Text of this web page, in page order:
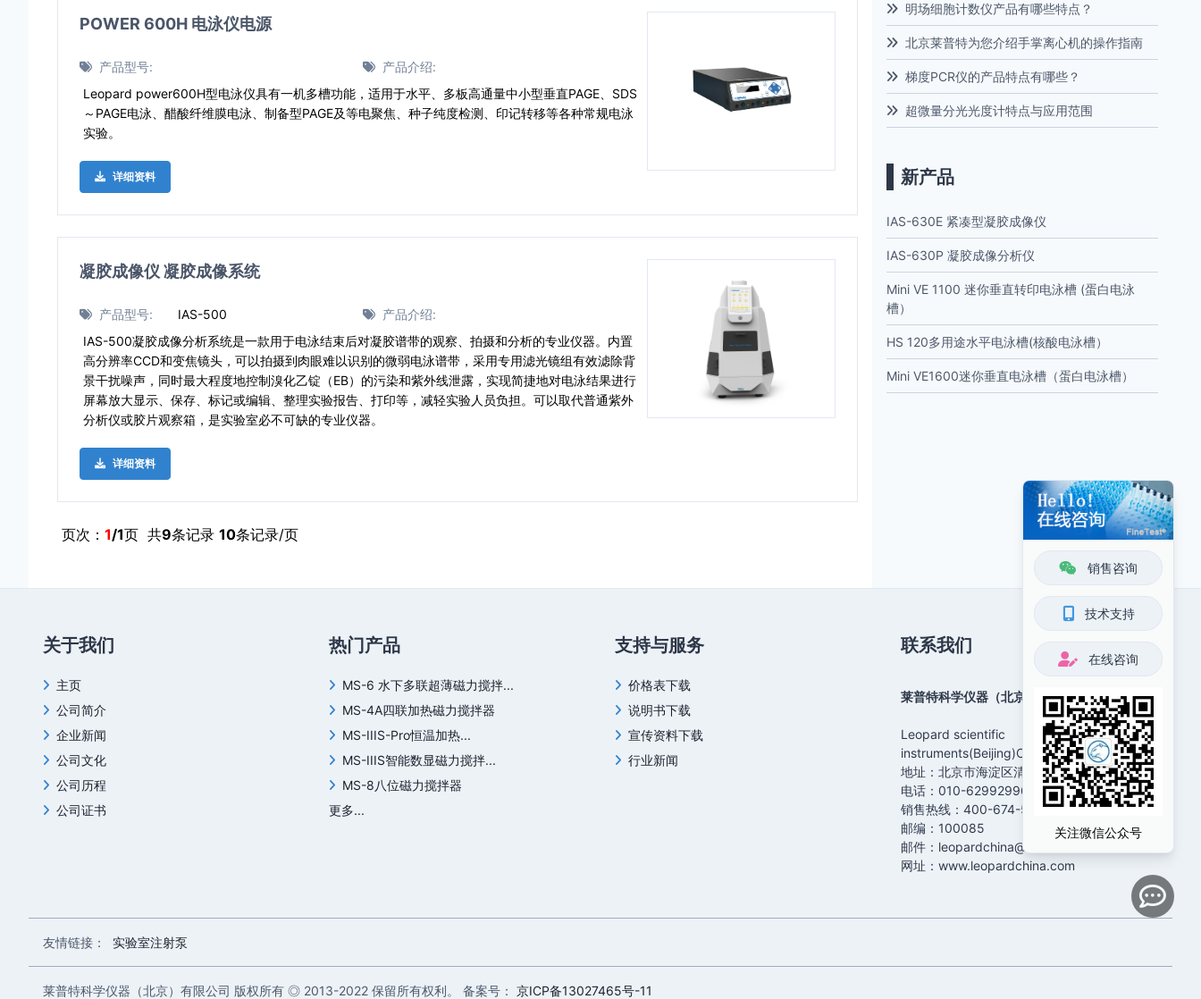
销售咨询
技术支持
在线咨询
关注微信公众号
POWER 600H 电泳仪电源
产品型号:
产品介绍:
Leopard power600H型电泳仪具有一机多槽功能，适用于水平、多板高通量中小型垂直PAGE、SDS
～PAGE电泳、醋酸纤维膜电泳、制备型PAGE及等电聚焦、种子纯度检测、印记转移等各种常规电泳
实验。
详细资料
凝胶成像仪 凝胶成像系统
产品型号: IAS-500
产品介绍:
IAS-500凝胶成像分析系统是一款用于电泳结束后对凝胶谱带的观察、拍摄和分析的专业仪器。内置
高分辨率CCD和变焦镜头，可以拍摄到肉眼难以识别的微弱电泳谱带，采用专用滤光镜组有效滤除背
景干扰噪声，同时最大程度地控制溴化乙锭（EB）的污染和紫外线泄露，实现简捷地对电泳结果进行
屏幕放大显示、保存、标记或编辑、整理实验报告、打印等，减轻实验人员负担。可以取代普通紫外
分析仪或胶片观察箱，是实验室必不可缺的专业仪器。
详细资料
页次： 1/1页 共9条记录 10条记录/页
明场细胞计数仪产品有哪些特点？
北京莱普特为您介绍手掌离心机的操作指南
梯度PCR仪的产品特点有哪些？
超微量分光光度计特点与应用范围
新产品
IAS-630E 紧凑型凝胶成像仪
IAS-630P 凝胶成像分析仪
Mini VE 1100 迷你垂直转印电泳槽 (蛋白电泳
槽）
HS 120多用途水平电泳槽(核酸电泳槽）
Mini VE1600迷你垂直电泳槽（蛋白电泳槽）
关于我们
主页
公司简介
企业新闻
公司文化
公司历程
公司证书
热门产品
MS-6 水下多联超薄磁力搅拌...
MS-4A四联加热磁力搅拌器
MS-IIIS-Pro恒温加热...
MS-IIIS智能数显磁力搅拌...
MS-8八位磁力搅拌器
更多...
支持与服务
价格表下载
说明书下载
宣传资料下载
行业新闻
联系我们
莱普特科学仪器（北京）有限公司
Leopard scientific
instruments(Beijing)Co.,Ltd.
地址：北京市海淀区清河镇（总部）
电话：010-62992996
销售热线：400-674-5880
邮编：100085
邮件：leopardchina@126.com
网址：www.leopardchina.com
友情链接： 实验室注射泵
莱普特科学仪器（北京）有限公司 版权所有 ◎ 2013-2022 保留所有权利。 备案号： 京ICP备13027465号-11